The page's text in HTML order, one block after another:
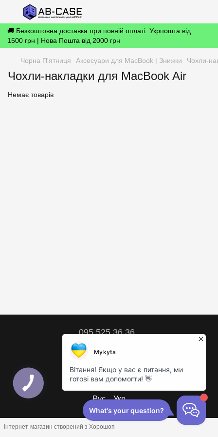
🚚 Безкоштовна доставка при повній оплаті: Укрпошта від
1500 грн | Нова Пошта від 2000 грн
Чорна П'ятниця Аксесуари для MacBook | Знижки Чохли-
Чохли-накладки для MacBook Air
Немає товарів
095 525 36 36
Контактна інформація
Повна версія сайту
© 2018 – 2026
Рус Укр
Інтернет-магазин створений з Хорошоп